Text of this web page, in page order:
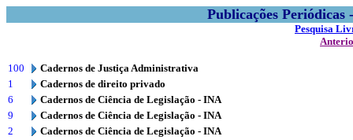
Publicações
Pesquisa
100
Cadernos de Justiça Administrativa
1
Cadernos de direito privado
6
Cadernos de Ciência de Legislação - INA
9
Cadernos de Ciência de Legislação - INA
2
Cadernos de Ciência de Legislação - INA